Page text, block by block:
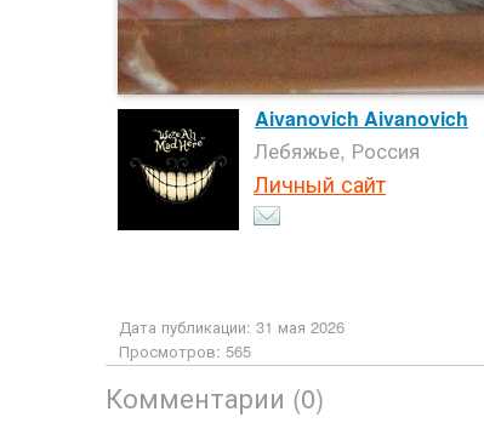
Aivanovich Aivanovich
Лебяжье, Россия
Личный сайт
Дата публикации: 31 мая 2026
Просмотров: 565
Комментарии (0)